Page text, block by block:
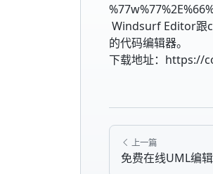
Windsurf Editor跟
的代码编辑器。
下载地址：https://
上一篇
免费在线UML编